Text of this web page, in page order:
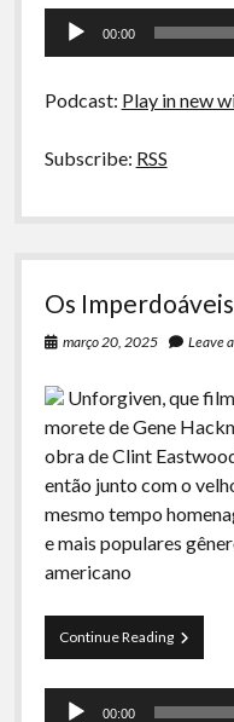
Solidárias
Tocador
00:00
Podcast: Play in new
Subscribe: RSS
Os Imperdoáveis
março 20, 2025 Leave
Unforgiven, que
morete de Gene
obra de Clint
então junto com o
mesmo tempo
e mais populares
americano
Continue ReadingOs
Tocador
00:00